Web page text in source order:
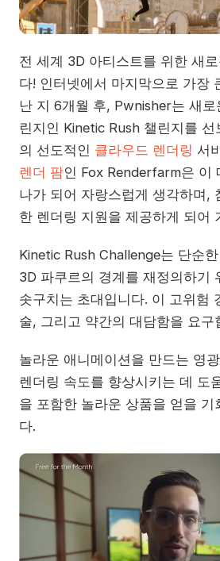
전 세계 3D 아티스트를 위한 새
다! 인터넷에서 마지막으로 가장
난 지 6개월 후, Pwnisher는 새
린지인 Kinetic Rush 챌린지를 선
의 선도적인 클라우드 렌더링 서
렌더 팜인 Fox Renderfarm은 이
나가 되어 자랑스럽게 생각하며,
한 렌더링 지원을 제공하게 되어
Kinetic Rush Challenge는 단순
3D 파쿠르의 경계를 재정의하기
솟구치는 초대입니다. 이 고위험
술, 그리고 약간의 대담함을 요구
놀라운 애니메이션을 만드는 영
렌더링 속도를 향상시키는 데 도
을 포함한 놀라운 상품을 얻을 기
다.